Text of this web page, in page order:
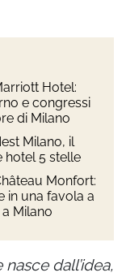
Hotel:
e congressi
di Milano
Milano, il
hotel 5 stelle
Monfort:
in una favola a
Milano
dall’idea,